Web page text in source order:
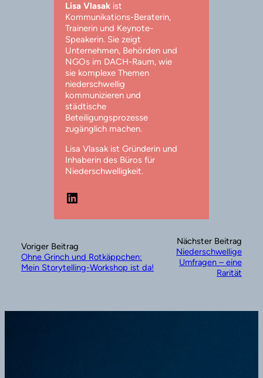
Lisa Vlasakist
Kommunikations-Beraterin,
Trainerin und Keynote-
Speakerin. Sie zeigt
Unternehmen, Behörden und
NGOs im DACH-Raum, wie
sie komplexe Themen
niederschwellig
kommunizieren und
städtische
Beteiligungsprozesse
zugänglich machen.
Lisa Vlasak ist Gründerin und
Inhaberin des Büros für
Niederschwelligkeit.
LinkedIn
Voriger Beitrag
Ohne Grinch und Rotkäppchen:
Mein Storytelling-Workshop ist da!
Nächster Beitrag
Niederschwellige
Umfragen – eine
Rarität